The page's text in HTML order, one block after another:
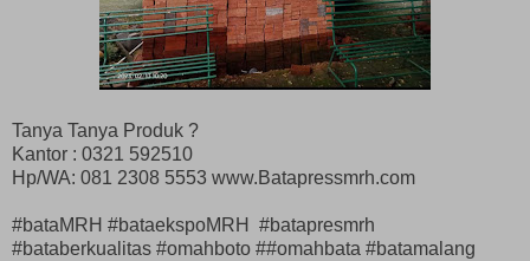
Tanya Tanya Produk ?
Kantor : 0321 592510
Hp/WA: 081 2308 5553 www.Batapressmrh.com
#bataMRH #bataekspoMRH #batapresmrh
#bataberkualitas #omahboto ##omahbata #batamalang